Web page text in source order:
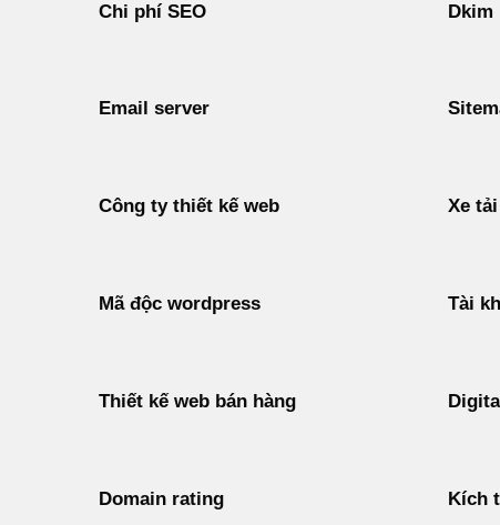
Chi phí SEO Dkim
Email server
Công ty thiết kế web Xe
Mã độc wordpress Tài
Thiết kế web bán hàng
Domain rating Kích